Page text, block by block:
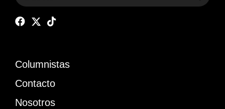
Columnistas
Contacto
Nosotros